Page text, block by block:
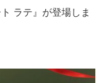
ラテ』が登場しま